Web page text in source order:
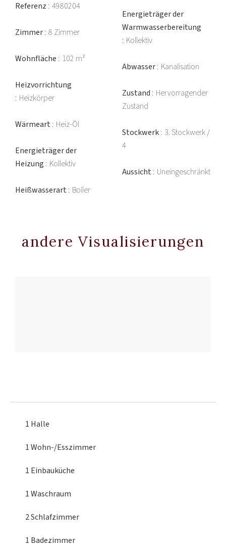
Referenz 4980204
Zimmer 8 Zimmer
Wohnfläche 102 m²
Heizvorrichtung
Heizkörper
Wärmeart Heiz-Öl
Energieträger der
Heizung Kollektiv
Heißwasserart Boiler
Energieträger der
Warmwasserbereitung
Kollektiv
Abwasser Kanalisation
Zustand Hervorragender
Zustand
Stockwerk 3. Stockwerk /
4
Aussicht Uneingeschränkt
andere Visualisierungen
1 Halle
1 Wohn-/Esszimmer
1 Einbauküche
1 Waschraum
2 Schlafzimmer
1 Badezimmer